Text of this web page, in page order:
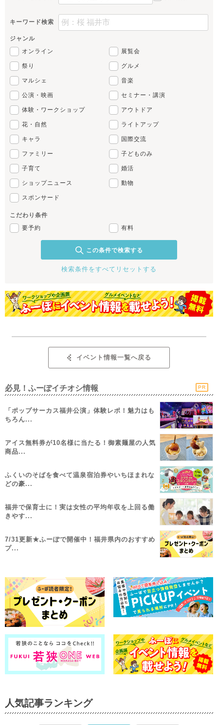
キーワード検索
ジャンル
オンライン
展覧会
祭り グルメ
マルシェ 音楽
公演・映画 セミナー・講演
体験・ワークショップ アウトドア
花・自然 ライトアップ
キャラ 国際交流
ファミリー 子どものみ
子育て 婚活
ショップニュース 動物
スポンサード
こだわり条件
要予約
有料
この条件で検索する
検索条件をすべてリセットする
イベント情報一覧へ戻る
必見！ふーぽイチオシ情報 PR
「ポップサーカス福井公演」体験レポ！魅力はも
ちろん...
アイス無料券が10名様に当たる！御素麺屋の人気
商品...
ふくいのそばを食べて温泉宿泊券やいちほまれな
どの豪...
福井で保育士に！実は女性の平均年収を上回る働
きやす...
7/31更新★ふーぽで開催中！福井県内のおすすめ
プ...
人気記事ランキング